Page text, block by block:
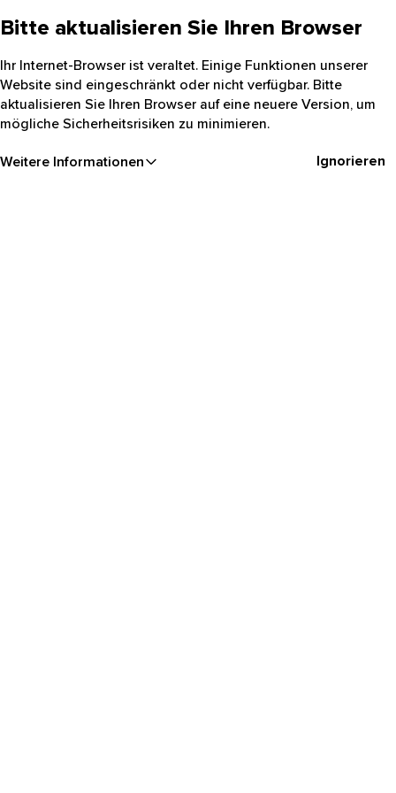
Bitte aktualisieren Sie Ihren Browser
Ihr Internet-Browser ist veraltet. Einige Funktionen unserer
Website sind eingeschränkt oder nicht verfügbar. Bitte
aktualisieren Sie Ihren Browser auf eine neuere Version, um
mögliche Sicherheitsrisiken zu minimieren.
Weitere Informationen Ignorieren